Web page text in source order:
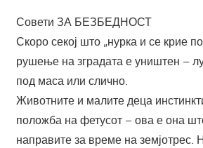
Совети ЗА БЕЗБЕДНОСТ
Скоро секој што „нурка и се крие
рушење на зградата е уништен –
под маса или слично.
Животните и малите деца
положба на фетусот – ова е она
направите за време на земјотрес.